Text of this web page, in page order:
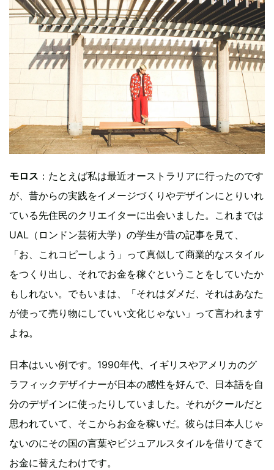
モロス ：たとえば私は最近オーストラリアに行ったのです
が、昔からの実践をイメージづくりやデザインにとりいれ
ている先住民のクリエイターに出会いました。これまでは
UAL（ロンドン芸術大学）の学生が昔の記事を見て、
「お、これコピーしよう」って真似して商業的なスタイル
をつくり出し、それでお金を稼ぐということをしていたか
もしれない。でもいまは、「それはダメだ、それはあなた
が使って売り物にしていい文化じゃない」って言われます
よね。
日本はいい例です。1990年代、イギリスやアメリカのグ
ラフィックデザイナーが日本の感性を好んで、日本語を自
分のデザインに使ったりしていました。それがクールだと
思われていて、そこからお金を稼いだ。彼らは日本人じゃ
ないのにその国の言葉やビジュアルスタイルを借りてきて
お金に替えたわけです。